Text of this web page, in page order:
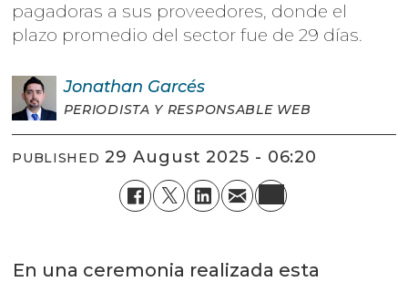
pagadoras a sus proveedores, donde el
plazo promedio del sector fue de 29 días.
Jonathan Garcés
PERIODISTA Y RESPONSABLE WEB
PUBLISHED 29 August 2025 - 06:20
En una ceremonia realizada esta